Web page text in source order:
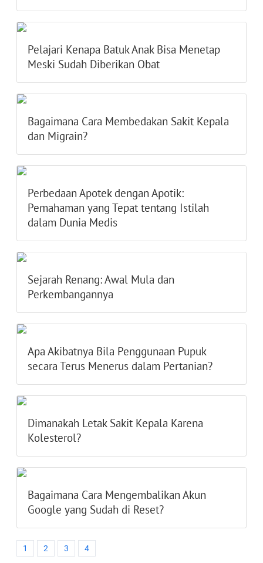
Pelajari Kenapa Batuk Anak Bisa Menetap
Meski Sudah Diberikan Obat
Bagaimana Cara Membedakan Sakit Kepala
dan Migrain?
Perbedaan Apotek dengan Apotik:
Pemahaman yang Tepat tentang Istilah
dalam Dunia Medis
Sejarah Renang: Awal Mula dan
Perkembangannya
Apa Akibatnya Bila Penggunaan Pupuk
secara Terus Menerus dalam Pertanian?
Dimanakah Letak Sakit Kepala Karena
Kolesterol?
Bagaimana Cara Mengembalikan Akun
Google yang Sudah di Reset?
1 2 3 4